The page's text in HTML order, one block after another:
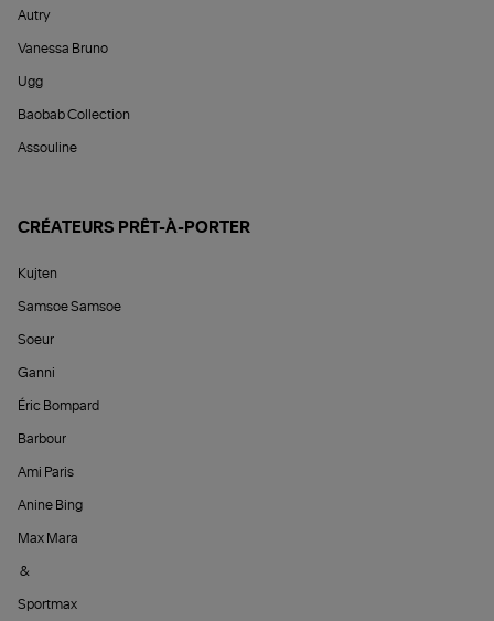
Autry
Vanessa Bruno
Ugg
Baobab Collection
Assouline
CRÉATEURS PRÊT-À-PORTER
Kujten
Samsoe Samsoe
Soeur
Ganni
Éric Bompard
Barbour
Ami Paris
Anine Bing
Max Mara
&
Sportmax